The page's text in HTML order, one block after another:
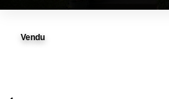
Vendu